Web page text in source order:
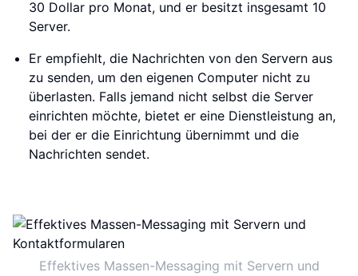
30 Dollar pro Monat, und er besitzt insgesamt 10
Server.
Er empfiehlt, die Nachrichten von den Servern aus
zu senden, um den eigenen Computer nicht zu
überlasten. Falls jemand nicht selbst die Server
einrichten möchte, bietet er eine Dienstleistung an,
bei der er die Einrichtung übernimmt und die
Nachrichten sendet.
Effektives Massen-Messaging mit Servern und